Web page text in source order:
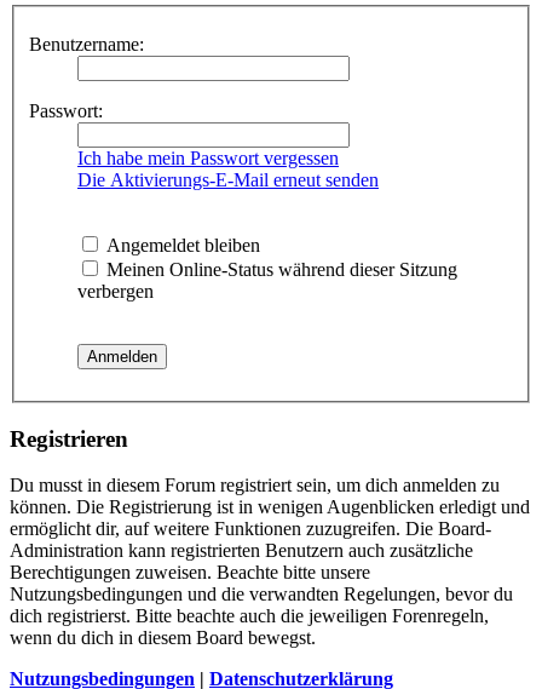
Benutzername:
Passwort:
Ich habe mein Passwort vergessen
Die Aktivierungs-E-Mail erneut senden
Angemeldet bleiben
Meinen Online-Status während dieser Sitzung
verbergen
Registrieren
Du musst in diesem Forum registriert sein, um dich anmelden zu
können. Die Registrierung ist in wenigen Augenblicken erledigt und
ermöglicht dir, auf weitere Funktionen zuzugreifen. Die Board-
Administration kann registrierten Benutzern auch zusätzliche
Berechtigungen zuweisen. Beachte bitte unsere
Nutzungsbedingungen und die verwandten Regelungen, bevor du
dich registrierst. Bitte beachte auch die jeweiligen Forenregeln,
wenn du dich in diesem Board bewegst.
Nutzungsbedingungen | Datenschutzerklärung